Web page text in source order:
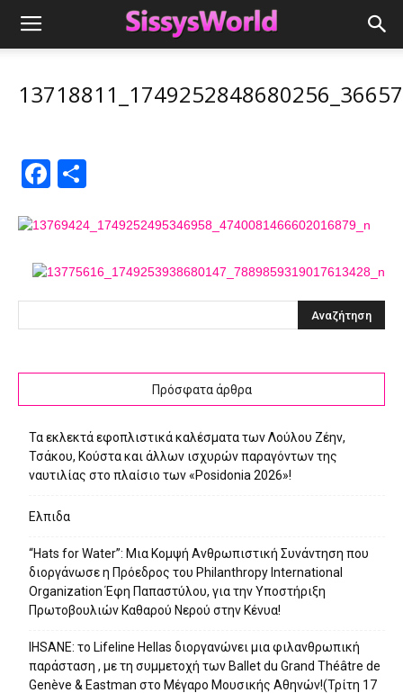
Facebook
Πρόσφατα άρθρα
Τα εκλεκτά εφοπλιστικά καλέσματα των Λούλου Ζέην,
Τσάκου, Κούστα και άλλων ισχυρών παραγόντων της
ναυτιλίας στο πλαίσιο των «Posidonia 2026»!
Ελπιδα
“Hats for Water”: Μια Κομψή Ανθρωπιστική Συνάντηση που
διοργάνωσε η Πρόεδρος του Philanthropy International
Organization Έφη Παπαστύλου, για την Υποστήριξη
Πρωτοβουλιών Καθαρού Νερού στην Κένυα!
IHSANE: το Lifeline Hellas διοργανώνει μια φιλανθρωπική
παράσταση , με τη συμμετοχή των Ballet du Grand Théâtre de
Genève & Eastman στο Μέγαρο Μουσικής Αθηνών!(Τρίτη 17